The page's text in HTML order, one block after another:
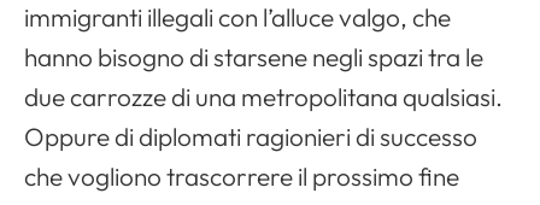
immigranti illegali con l’alluce valgo, che
hanno bisogno di starsene negli spazi tra le
due carrozze di una metropolitana qualsiasi.
Oppure di diplomati ragionieri di successo
che vogliono trascorrere il prossimo fine